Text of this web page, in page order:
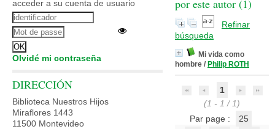
por este autor (1)
Refinar
búsqueda
Mi vida como
hombre / Philip ROTH
1
(1 - 1 / 1)
Par page :
25
acceder a su cuenta de usuario
Olvidé mi contraseña
DIRECCIÓN
Biblioteca Nuestros Hijos
Miraflores 1443
11500 Montevideo